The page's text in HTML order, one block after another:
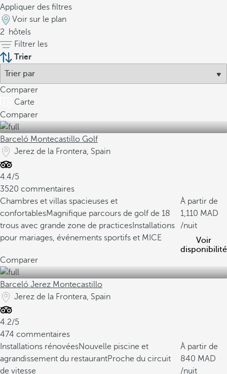
Appliquer des filtres
Voir sur le plan
2
hôtels
Filtrer les
Trier
Comparer
Carte
Comparer
Barceló Montecastillo Golf
Jerez de la Frontera, Spain
4.4/5
3520 commentaires
Chambres et villas spacieuses et
confortablesMagnifique parcours de golf de 18
trous avec grande zone de practices Installations
pour mariages, événements sportifs et MICE
À partir de
1,110
/nuit
Voir
disponibilité
Comparer
Barceló Jerez Montecastillo
Jerez de la Frontera, Spain
4.2/5
474 commentaires
Installations rénovéesNouvelle piscine et
agrandissement du restaurantProche du circuit
de vitesse
À partir de
840
/nuit